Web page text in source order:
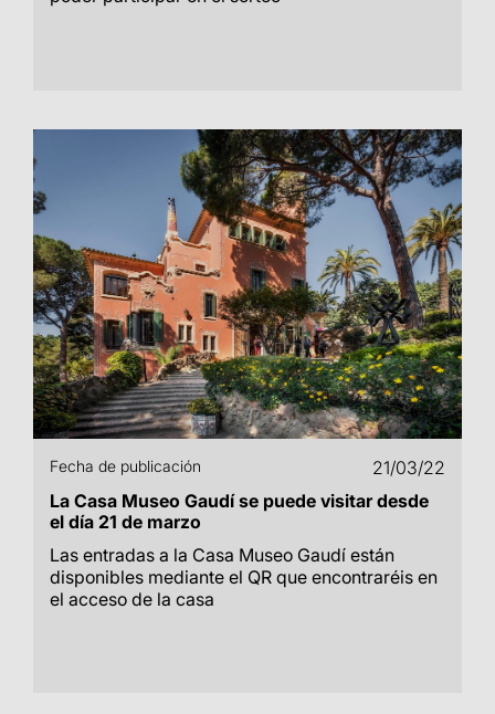
Fecha de publicación
21/03/22
La Casa Museo Gaudí se puede visitar desde
el día 21 de marzo
Las entradas a la Casa Museo Gaudí están
disponibles mediante el QR que encontraréis en
el acceso de la casa